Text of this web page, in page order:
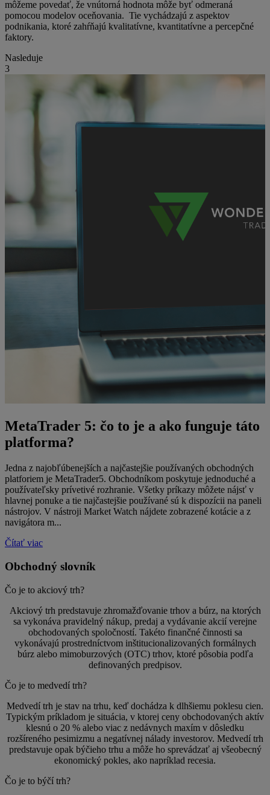
môžeme povedať, že vnútorná hodnota môže byť odmeraná
pomocou modelov oceňovania. Tie vychádzajú z aspektov
podnikania, ktoré zahŕňajú kvalitatívne, kvantitatívne a percepčné
faktory.
Nasleduje
3
MetaTrader 5: čo to je a ako funguje táto
platforma?
Jedna z najobľúbenejších a najčastejšie používaných obchodných
platforiem je MetaTrader5. Obchodníkom poskytuje jednoduché a
používateľsky prívetivé rozhranie. Všetky príkazy môžete nájsť v
hlavnej ponuke a tie najčastejšie používané sú k dispozícii na paneli
nástrojov. V nástroji Market Watch nájdete zobrazené kotácie a z
navigátora m...
Čítať viac
Obchodný slovník
Čo je to akciový trh?
Akciový trh predstavuje zhromažďovanie trhov a búrz, na ktorých
sa vykonáva pravidelný nákup, predaj a vydávanie akcií verejne
obchodovaných spoločností. Takéto finančné činnosti sa
vykonávajú prostredníctvom inštitucionalizovaných formálnych
búrz alebo mimoburzových (OTC) trhov, ktoré pôsobia podľa
definovaných predpisov.
Čo je to medvedí trh?
Medvedí trh je stav na trhu, keď dochádza k dlhšiemu poklesu cien.
Typickým príkladom je situácia, v ktorej ceny obchodovaných aktív
klesnú o 20 % alebo viac z nedávnych maxím v dôsledku
rozšíreného pesimizmu a negatívnej nálady investorov. Medvedí trh
predstavuje opak býčieho trhu a môže ho sprevádzať aj všeobecný
ekonomický pokles, ako napríklad recesia.
Čo je to býčí trh?